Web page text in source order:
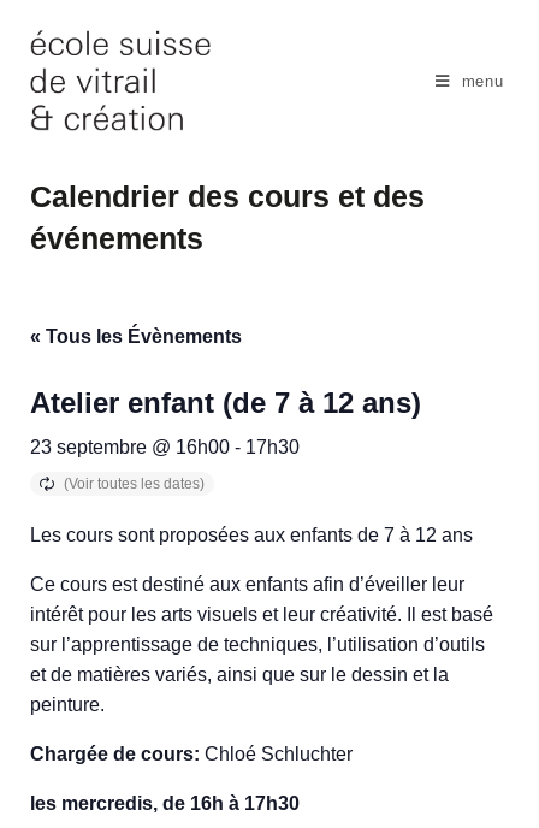
content
menu
Calendrier des cours et des
événements
« Tous les Évènements
Atelier enfant (de 7 à 12 ans)
23 septembre @ 16h00 - 17h30
Les cours sont proposées aux enfants de 7 à 12 ans
Ce cours est destiné aux enfants afin d’éveiller leur
intérêt pour les arts visuels et leur créativité. Il est basé
sur l’apprentissage de techniques, l’utilisation d’outils
et de matières variés, ainsi que sur le dessin et la
peinture.
Chargée de cours: Chloé Schluchter
les mercredis, de 16h à 17h30